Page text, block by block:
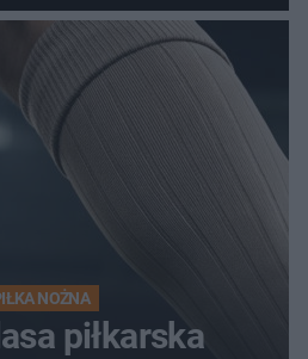
NOŻNA
piłkarska